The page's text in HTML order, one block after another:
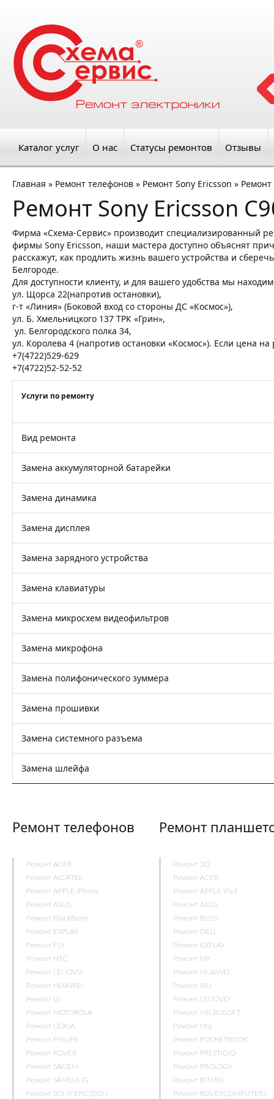
Каталог услуг О нас Статусы ремонтов Отзывы
Главная » Ремонт телефонов » Ремонт Sony Ericsson » Ремонт
Ремонт Sony Ericsson
Фирма «Схема-Сервис» производит специализированный
фирмы Sony Ericsson, наши мастера доступно объяснят
расскажут, как продлить жизнь вашего устройства и
Белгороде.
Для доступности клиенту, и для вашего удобства мы
ул. Щорса 22(напротив остановки),
г-т «Линия» (Боковой вход со стороны ДС «Космос»),
ул. Б. Хмельницкого 137 ТРК «Грин»,
ул. Белгородского полка 34,
ул. Королева 4 (напротив остановки «Космос»). Если цена
+7(4722)529-629
+7(4722)52-52-52
Услуги по ремонту
Вид ремонта
Замена аккумуляторной батарейки
Замена динамика
Замена дисплея
Замена зарядного устройства
Замена клавиатуры
Замена микросхем видеофильтров
Замена микрофона
Замена полифонического зуммера
Замена прошивки
Замена системного разъема
Замена шлейфа
Ремонт телефонов
Ремонт ACER
Ремонт ALCATEL
Ремонт APPLE iPhone
Ремонт ASUS
Ремонт BlackBerry
Ремонт EXPLAY
Ремонт FLY
Ремонт HTC
Ремонт LENOVO
Ремонт HUAWEI
Ремонт LG
Ремонт MOTOROLA
Ремонт NOKIA
Ремонт PHILIPS
Ремонт ROVER
Ремонт SAGEM
Ремонт SAMSUNG
Ремонт SONY ERICSSON
Ремонт
Ремонт 3Q
Ремонт ACER
Ремонт APPLE iPad
Ремонт ASUS
Ремонт BLISS
Ремонт DELL
Ремонт EXPLAY
Ремонт HP
Ремонт HUAWEI
Ремонт IRU
Ремонт LENOVO
Ремонт MICROSOFT
Ремонт MSI
Ремонт POCKETBOOK
Ремонт PRESTIGIO
Ремонт PROLOGY
Ремонт RITMIX
Ремонт ROVERCOMPUTERS